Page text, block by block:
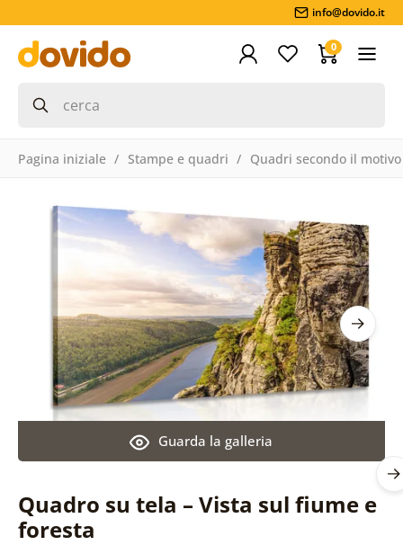
info@dovido.it
0
Pagina iniziale Stampe e quadri Quadri secondo il motivo
Quadro su tela – Vista sul fiume e
foresta
Guarda la galleria